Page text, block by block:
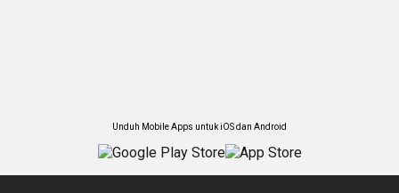
Unduh Mobile Apps untuk iOS dan Android